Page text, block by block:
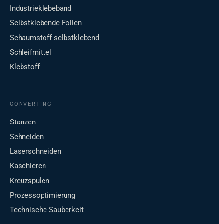
Industrieklebeband
Selbstklebende Folien
Schaumstoff selbstklebend
Schleifmittel
Klebstoff
CONVERTING
Stanzen
Schneiden
Laserschneiden
Kaschieren
Kreuzspulen
Prozessoptimierung
Technische Sauberkeit